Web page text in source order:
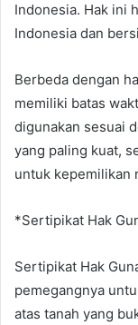
Indonesia. Hak ini
Indonesia dan
Berbeda dengan
memiliki batas
digunakan sesuai
yang paling kuat,
untuk kepemilikan
*Sertipikat Hak
Sertipikat Hak
pemegangnya
atas tanah yang